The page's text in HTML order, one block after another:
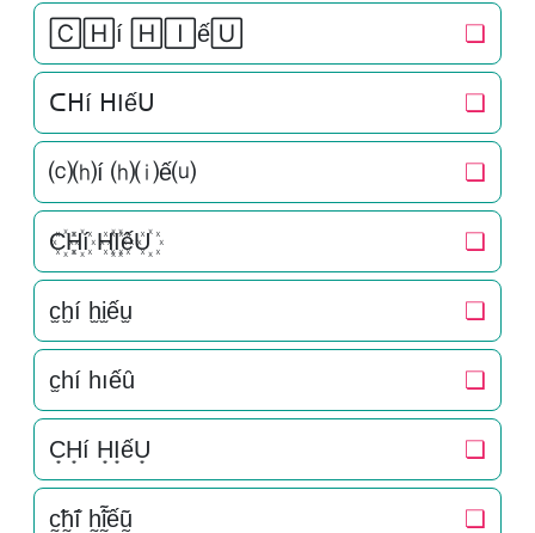
🄲🄷í 🄷🄸ế🅄 ❏
ᑕᕼí ᕼIếᑌ ❏
⒞⒣í ⒣⒤ế⒰ ❏
C꙰H꙰í H꙰I꙰ếU꙰ ❏
c̫h̫í h̫i̫ếu̫ ❏
c̫һí һıếȗ ❏
C͙H͙í H͙I͙ếU͙ ❏
c̰̃h̰̃í h̰̃ḭ̃ếṵ̃ ❏